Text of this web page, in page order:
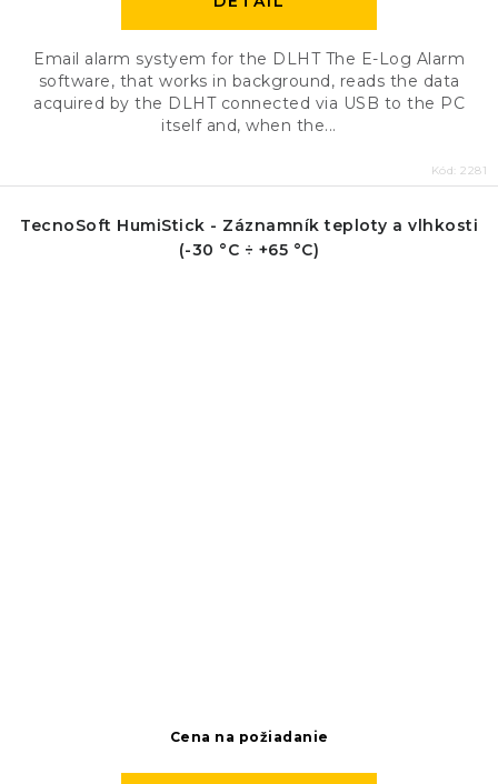
Email alarm systyem for the DLHT The E-Log Alarm
software, that works in background, reads the data
acquired by the DLHT connected via USB to the PC
itself and, when the...
Kód: 2281
TecnoSoft HumiStick - Záznamník teploty a vlhkosti
(-30 °C ÷ +65 °C)
Cena na požiadanie